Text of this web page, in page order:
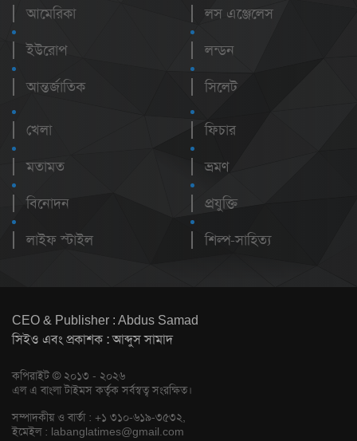
আমেরিকা
ইউরোপ
আন্তর্জাতিক
লস এঞ্জেলেস
লন্ডন
সিলেট
খেলা
মতামত
বিনোদন
লাইফ স্টাইল
ফিচার
ভ্রমণ
প্রযুক্তি
শিল্প-সাহিত্য
CEO & Publisher : Abdus Samad
সিইও এবং প্রকাশক : আব্দুস সামাদ
কপিরাইট © ২০১৩ - ২০২৬
এল এ বাংলা টাইমস কর্তৃক সর্বস্বত্ব সংরক্ষিত।
সম্পাদকীয় ও বার্তা : +১ ৩১০-৬১৯-৩৫৩২,
ইমেইল : labanglatimes@gmail.com